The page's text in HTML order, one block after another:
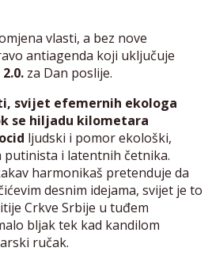
vlasti, a bez nove
antiagenda koji uključuje
za Dan poslije.
svijet efemernih ekologa
se hiljadu kilometara
ljudski i pomor ekološki,
i latentnih četnika.
harmonikaš pretenduje da
desnim idejama, svijet je to
Crkve Srbije u tuđem
bljak tek kad kandilom
ručak.